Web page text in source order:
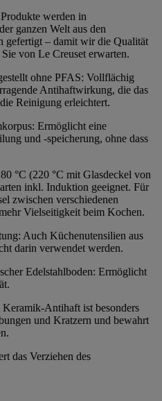
werden in
ganzen Welt aus den
gefertigt – damit wir die Qualität
von Le Creuset erwarten.
ohne PFAS: Vollflächig
Antihaftwirkung, die das
Reinigung erleichtert.
Ermöglicht eine
und -speicherung, ohne dass
°C (220 °C mit Glasdeckel von
inkl. Induktion geeignet. Für
zwischen verschiedenen
Vielseitigkeit beim Kochen.
Auch Küchenutensilien aus
darin verwendet werden.
Edelstahlboden: Ermöglicht
Antihaft ist besonders
und Kratzern und bewahrt
das Verziehen des